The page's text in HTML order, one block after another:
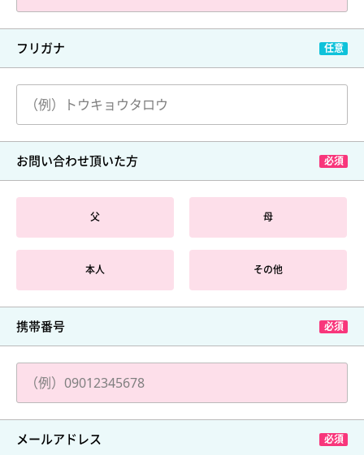
フリガナ
お問い合わせ頂いた方
父 母
本人 その他
携帯番号
メールアドレス